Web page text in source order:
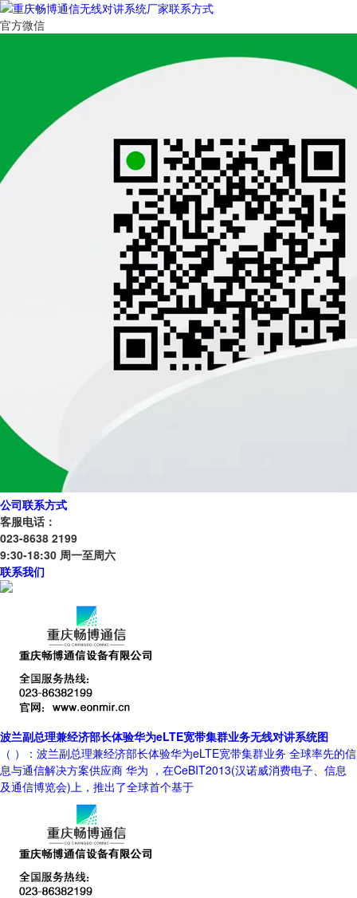
官方微信
公司联系方式
客服电话：
023-8638 2199
9:30-18:30 周一至周六
联系我们
波兰副总理兼经济部长体验华为eLTE宽带集群业务无线对讲系统图
（ ）：波兰副总理兼经济部长体验华为eLTE宽带集群业务 全球率先的信
息与通信解决方案供应商 华为 ，在CeBIT2013(汉诺威消费电子、信息
及通信博览会)上，推出了全球首个基于